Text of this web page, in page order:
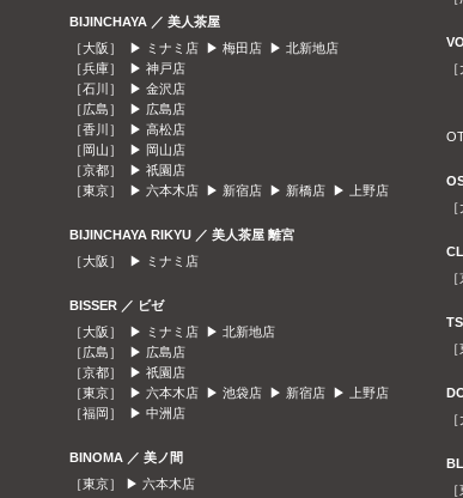
BIJINCHAYA ／ 美人茶屋
［大阪］ ▶
ミナミ店 ▶ 梅田店 ▶ 北新地店
［兵庫］ ▶ 神戸店
［石川］ ▶ 金沢店
［広島］ ▶ 広島店
［香川］ ▶ 高松店
［岡山］ ▶ 岡山店
［京都］ ▶ 祇園店
［東京］ ▶ 六本木店 ▶ 新宿店 ▶ 新橋店 ▶ 上野店
BIJINCHAYA RIKYU ／ 美人茶屋 離宮
［大阪］ ▶
ミナミ店
BISSER ／ ビゼ
［大阪］ ▶
ミナミ店 ▶ 北新地店
［広島］ ▶ 広島店
［京都］ ▶ 祇園店
［東京］ ▶ 六本木店 ▶ 池袋店 ▶ 新宿店 ▶
上野店
［福岡］ ▶ 中洲店
BINOMA ／ 美ノ間
［東京］ ▶ 六本木店